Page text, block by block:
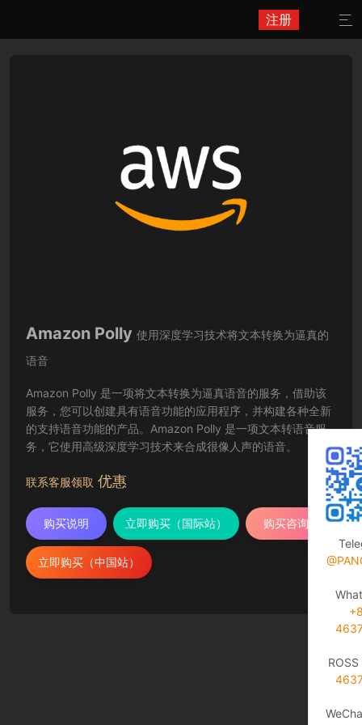
注册 
Amazon Polly 使用深度学习技术将文本转换为逼真的
语音
Amazon Polly 是一项将文本转换为逼真语音的服务，借助该
服务，您可以创建具有语音功能的应用程序，并构建各种全新
的支持语音功能的产品。Amazon Polly 是一项文本转语音服
务，它使用高级深度学习技术来合成很像人声的语音。
联系客服领取 优惠
购买说明 立即购买（国际站） 购买咨询
立即购买（中国站）